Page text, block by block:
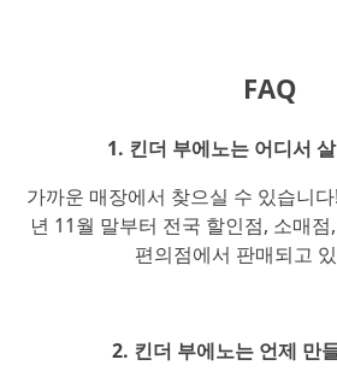
FAQ
1. 킨더 부에노는 어디서
가까운 매장에서 찾으실 수 있습니
년 11월 말부터 전국 할인점, 소매
편의점에서 판매되고
2. 킨더 부에노는 언제 만